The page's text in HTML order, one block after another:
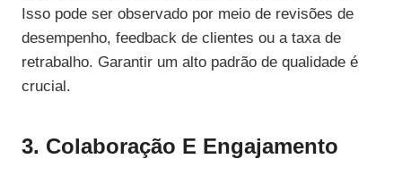
Isso pode ser observado por meio de revisões de
desempenho, feedback de clientes ou a taxa de
retrabalho. Garantir um alto padrão de qualidade é
crucial.
3. Colaboração E Engajamento